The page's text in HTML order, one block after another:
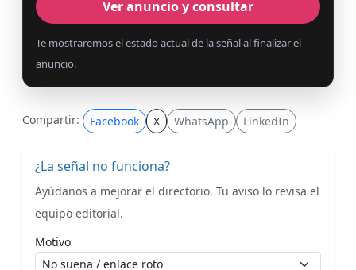
Ver anuncio y consultar
Te mostraremos el estado actual de la señal al finalizar el
anuncio.
Compartir: Facebook X WhatsApp LinkedIn
¿La señal no funciona?
Ayúdanos a mejorar el directorio. Tu aviso lo revisa el
equipo editorial.
Motivo